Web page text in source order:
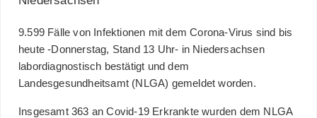
9.599 Fälle von Infektionen mit dem Corona-Virus sind bis
heute -Donnerstag, Stand 13 Uhr- in Niedersachsen
labordiagnostisch bestätigt und dem
Landesgesundheitsamt (NLGA) gemeldet worden.
Insgesamt 363 an Covid-19 Erkrankte wurden dem NLGA